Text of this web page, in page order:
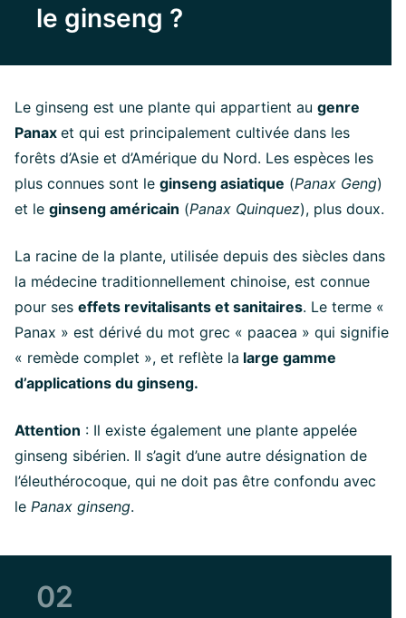
le ginseng ?
Le ginseng est une plante qui appartient au genre
Panax et qui est principalement cultivée dans les
forêts d’Asie et d’Amérique du Nord. Les espèces les
plus connues sont le ginseng asiatique (Panax Geng)
et le ginseng américain (Panax Quinquez), plus doux.
La racine de la plante, utilisée depuis des siècles dans
la médecine traditionnellement chinoise, est connue
pour ses effets revitalisants et sanitaires. Le terme «
Panax » est dérivé du mot grec « paacea » qui signifie
« remède complet », et reflète la large gamme
d’applications du ginseng.
Attention : Il existe également une plante appelée
ginseng sibérien. Il s’agit d’une autre désignation de
l’éleuthérocoque, qui ne doit pas être confondu avec
le Panax ginseng.
02